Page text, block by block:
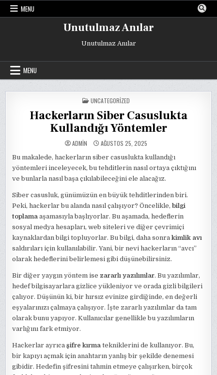
Skip
MENU
Unutulmaz Anılar
Unutulmaz Anılar
MENU
POSTED
IN
UNCATEGORIZED
Hackerların Siber Casuslukta
Kullandığı Yöntemler
ADMIN AĞUSTOS 25, 2025
Bu makalede, hackerların siber casuslukta kullandığı
yöntemleri inceleyecek, bu tehditlerin nasıl ortaya çıktığını
ve bunlarla nasıl başa çıkılabileceğini ele alacağız.
Siber casusluk, günümüzün en büyük tehditlerinden biri.
Peki, hackerlar bu alanda nasıl çalışıyor? Öncelikle,bilgi
toplama aşamasıyla başlıyorlar. Bu aşamada, hedeflerin
sosyal medya hesapları, web siteleri ve diğer çevrimiçi
kaynaklardan bilgi topluyorlar. Bu bilgi, daha sonrakimlik avı
saldırıları için kullanılabilir. Yani, bir nevi hackerların “avcı”
olarak hedeflerini belirlemesi gibi düşünebilirsiniz.
Bir diğer yaygın yöntem ise zararlı yazılımlar. Bu yazılımlar,
hedef bilgisayarlara gizlice yükleniyor ve orada gizli bilgileri
çalıyor. Düşünün ki, bir hırsız evinize girdiğinde, en değerli
eşyalarınızı çalmaya çalışıyor. İşte zararlı yazılımlar da tam
olarak bunu yapıyor. Kullanıcılar genellikle bu yazılımların
varlığını fark etmiyor.
Hackerlar ayrıcaşifre kırma tekniklerini de kullanıyor. Bu,
bir kapıyı açmak için anahtarın yanlış bir şekilde denemesi
gibidir. Hedefin şifresini tahmin etmeye çalışırken, birçok